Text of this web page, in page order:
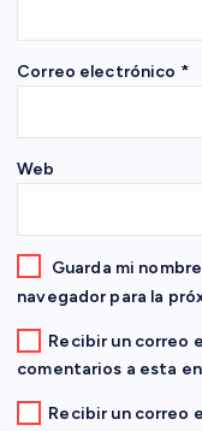
r
d
a
s
Correo electrónico *
Web
Guarda mi
navegador para la
Recibir un correo
comentarios a esta
Recibir un correo